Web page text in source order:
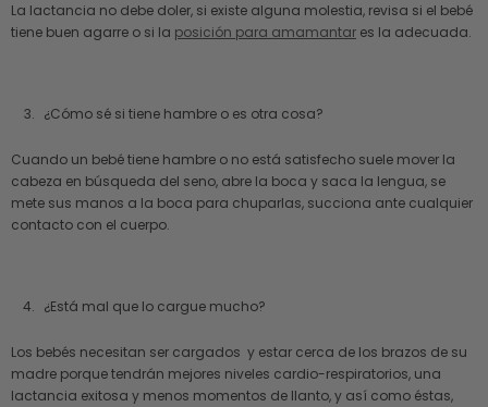
La lactancia no debe doler, si existe alguna molestia, revisa si el bebé
tiene buen agarre o si la posición para amamantar es la adecuada.
¿Cómo sé si tiene hambre o es otra cosa?
Cuando un bebé tiene hambre o no está satisfecho suele mover la
cabeza en búsqueda del seno, abre la boca y saca la lengua, se
mete sus manos a la boca para chuparlas, succiona ante cualquier
contacto con el cuerpo.
¿Está mal que lo cargue mucho?
Los bebés necesitan ser cargados y estar cerca de los brazos de su
madre porque tendrán mejores niveles cardio-respiratorios, una
lactancia exitosa y menos momentos de llanto, y así como éstas,